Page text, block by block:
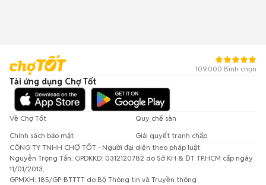
109.000 Bình chọn
Tải ứng dụng Chợ Tốt
Về Chợ Tốt
Quy chế sàn
Chính sách bảo mật
Giải quyết tranh chấp
CÔNG TY TNHH CHỢ TỐT - Người đại diện theo pháp luật:
Nguyễn Trọng Tấn; GPDKKD: 0312120782 do Sở KH & ĐT TP.HCM cấp ngày
11/01/2013;
GPMXH: 185/GP-BTTTT do Bộ Thông tin và Truyền thông